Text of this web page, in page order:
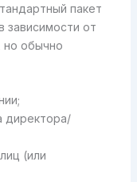
пакет
зависимости от
но обычно
директора/
(или